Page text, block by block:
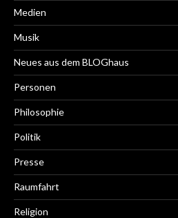
Medien
Musik
Neues aus dem BLOGhaus
Personen
Philosophie
Politik
Presse
Raumfahrt
Religion